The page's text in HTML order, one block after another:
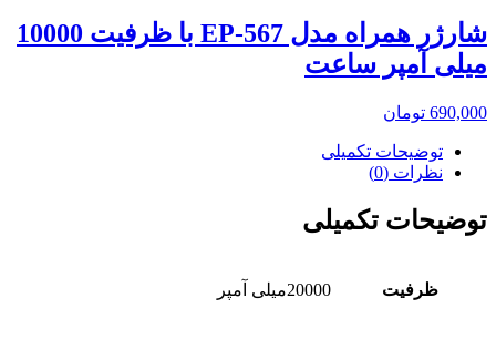
شارژر همراه مدل EP-567 با ظرفیت 10000
میلی آمپر ساعت
690,000 تومان
توضیحات تکمیلی
نظرات (0)
توضیحات تکمیلی
ظرفیت 20000میلی آمپر